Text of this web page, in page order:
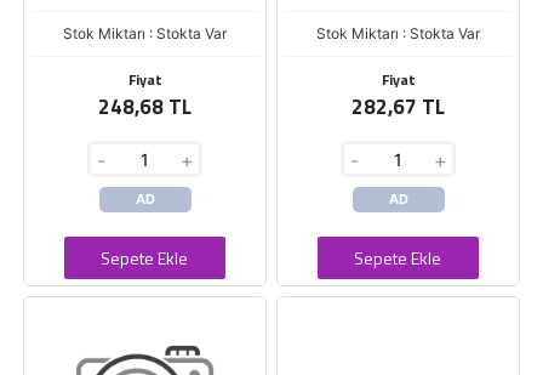
Stok Miktarı : Stokta Var
Fiyat
248,68 TL
- +
AD
Sepete Ekle
Stok Miktarı : Stokta Var
Fiyat
282,67 TL
- +
AD
Sepete Ekle